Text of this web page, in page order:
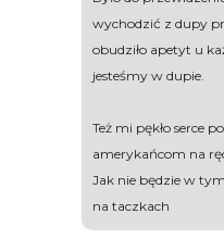
wychodzić z dupy
obudziło apetyt u
jesteśmy w dupie.
Też mi pękło serce
amerykańcom na
Jak nie będzie w
na taczkach